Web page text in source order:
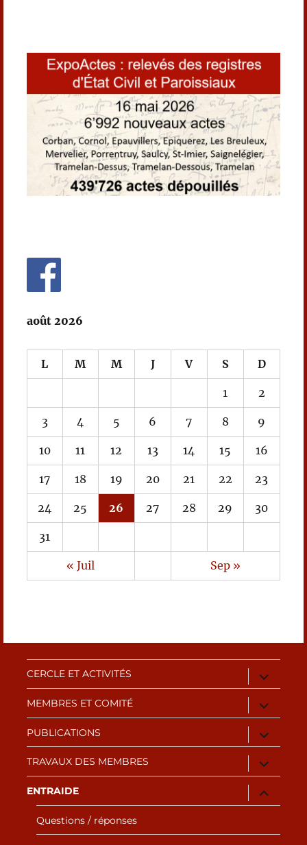
août 2026
L M M J V S D
1 2
3 4 5 6 7 8 9
10 11 12 13 14 15 16
17 18 19 20 21 22 23
24 25 26 27 28 29 30
31
« Juil Sep »
CERCLE ET ACTIVITÉS
ouvrir
le
sous-
menu
MEMBRES ET COMITÉ
ouvrir
le
sous-
menu
PUBLICATIONS
ouvrir
le
sous-
menu
TRAVAUX DES MEMBRES
ouvrir
le
sous-
menu
ENTRAIDE
ouvrir
le
Questions / réponses